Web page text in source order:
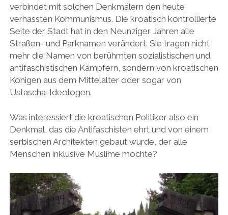
verbindet mit solchen Denkmälern den heute
verhassten Kommunismus. Die kroatisch kontrollierte
Seite der Stadt hat in den Neunziger Jahren alle
Straßen- und Parknamen verändert. Sie tragen nicht
mehr die Namen von berühmten sozialistischen und
antifaschistischen Kämpfern, sondern von kroatischen
Königen aus dem Mittelalter oder sogar von
Ustascha-Ideologen.
Was interessiert die kroatischen Politiker also ein
Denkmal, das die Antifaschisten ehrt und von einem
serbischen Architekten gebaut wurde, der alle
Menschen inklusive Muslime mochte?